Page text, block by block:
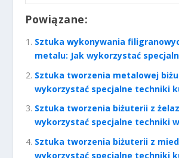
Powiązane:
Sztuka wykonywania
metalu: Jak wykorzystać
Sztuka tworzenia metalowej
wykorzystać specjalne techniki
Sztuka tworzenia biżuterii z
wykorzystać specjalne techniki
Sztuka tworzenia biżuterii z
wykorzystać specjalne techniki